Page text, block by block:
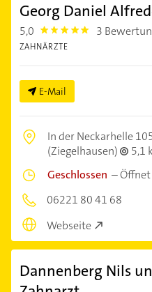
Georg Daniel
5,0 5.0 3
ZAHNÄRZTE
E-Mail
In der Neckarhelle
(Ziegelhausen)
5,1
Geschlossen –
06221 80 41 68
Webseite
Dannenberg Nils